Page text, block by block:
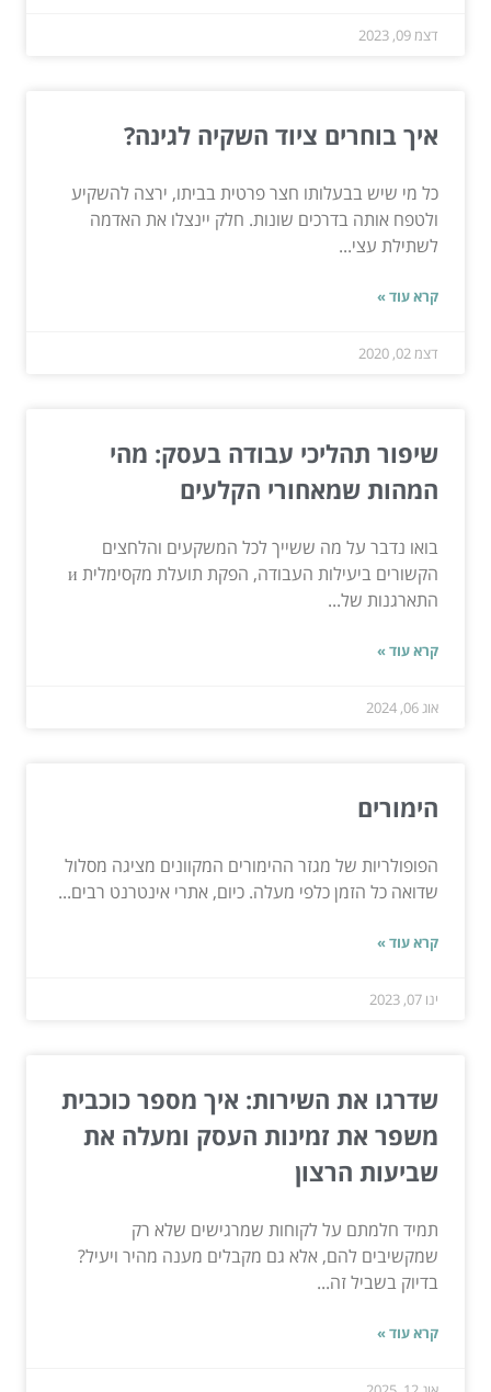
דצמ 09, 2023
איך בוחרים ציוד השקיה לגינה?
כל מי שיש בבעלותו חצר פרטית בביתו, ירצה להשקיע
ולטפח אותה בדרכים שונות. חלק יינצלו את האדמה
לשתילת עצי...
קרא עוד »
דצמ 02, 2020
שיפור תהליכי עבודה בעסק: מהי
המהות שמאחורי הקלעים
בואו נדבר על מה ששייך לכל המשקעים והלחצים
הקשורים ביעילות העבודה, הפקת תועלת מקסימלית и
התארגנות של...
קרא עוד »
אוג 06, 2024
הימורים
הפופולריות של מגזר ההימורים המקוונים מציגה מסלול
שדואה כל הזמן כלפי מעלה. כיום, אתרי אינטרנט רבים...
קרא עוד »
ינו 07, 2023
שדרגו את השירות: איך מספר כוכבית
משפר את זמינות העסק ומעלה את
שביעות הרצון
תמיד חלמתם על לקוחות שמרגישים שלא רק
שמקשיבים להם, אלא גם מקבלים מענה מהיר ויעיל?
בדיוק בשביל זה...
קרא עוד »